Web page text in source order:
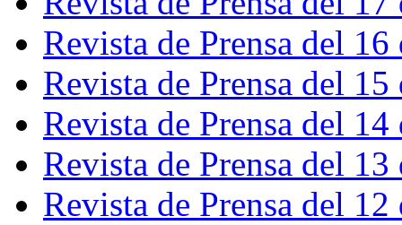
Revista de Prensa del
Revista de Prensa del
Revista de Prensa del
Revista de Prensa del
Revista de Prensa del